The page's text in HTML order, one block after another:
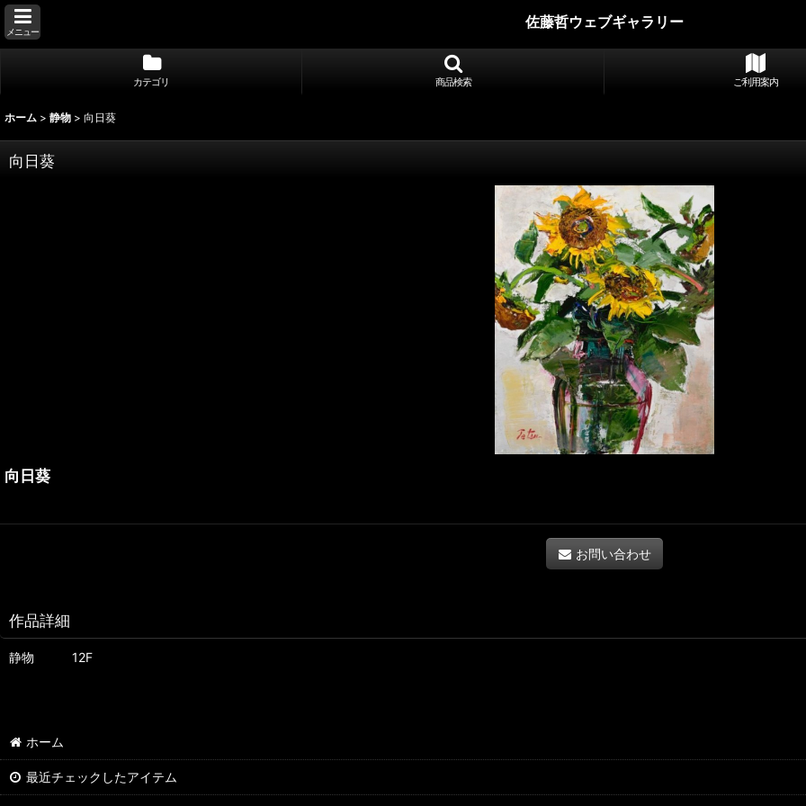
メニュー
佐藤哲ウェブギャラリー
カテゴリ 商品検索 ご利用案内
ホーム > 静物 > 向日葵
向日葵
向日葵
お問い合わせ
作品詳細
静物 12F
ホーム
最近チェックしたアイテム